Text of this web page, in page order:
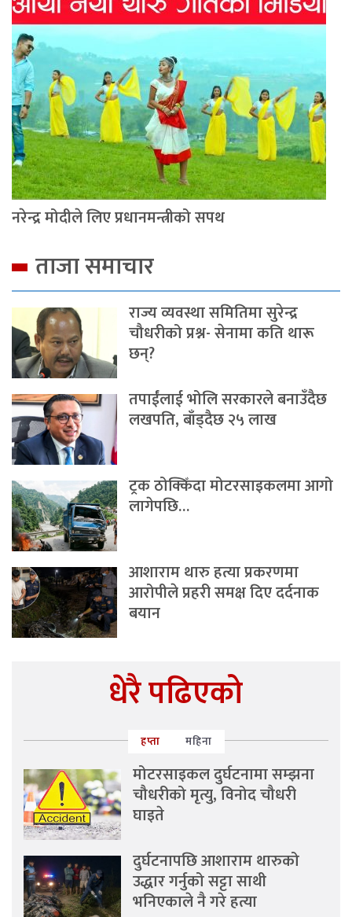
नरेन्द्र मोदीले लिए प्रधानमन्त्रीको सपथ
ताजा समाचार
राज्य व्यवस्था समितिमा सुरेन्द्र
चौधरीको प्रश्न- सेनामा कति थारू
छन्?
तपाईंलाई भोलि सरकारले बनाउँदैछ
लखपति, बाँड्दैछ २५ लाख
ट्रक ठोक्किँदा मोटरसाइकलमा आगो
लागेपछि…
आशाराम थारु हत्या प्रकरणमा
आरोपीले प्रहरी समक्ष दिए दर्दनाक
बयान
धेरै पढिएको
हप्ता महिना
मोटरसाइकल दुर्घटनामा सम्झना
चौधरीको मृत्यु, विनोद चौधरी
घाइते
दुर्घटनापछि आशाराम थारुको
उद्धार गर्नुको सट्टा साथी
भनिएकाले नै गरे हत्या